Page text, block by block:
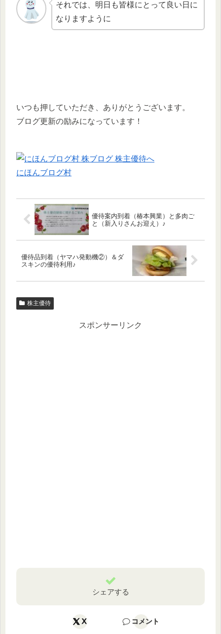
それでは、明日も皆様にとって良い日に
なりますように
いつも押していただき、ありがとうございます。
ブログ更新の励みになっています！
にほんブログ村
優待案内到着（椿本興業）と多肉ご
と（新入りさんお迎え）♪
優待品到着（ヤマハ発動機②）＆ダ
スキンの優待利用♪
株主優待
スポンサーリンク
シェアする
X コメント